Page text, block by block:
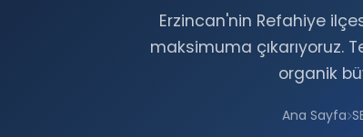
Erzincan'nin Refahiye
maksimuma çıkarıyoruz.
organik
Ana Sayfa